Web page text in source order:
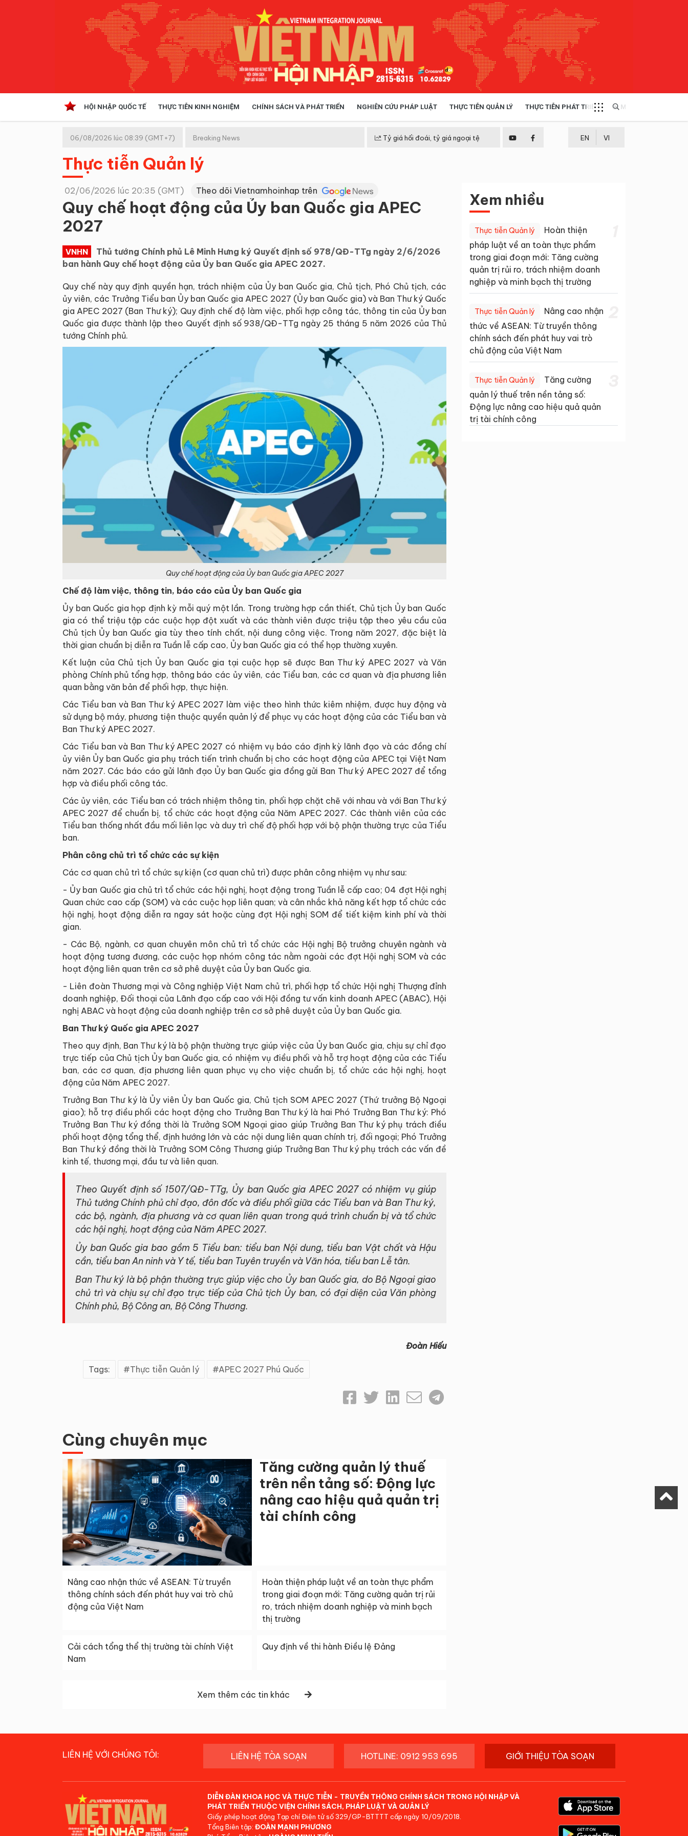
HỘI NHẬP QUỐC TẾ THỰC TIỄN KINH NGHIỆM CHÍNH SÁCH VÀ PHÁT TRIỂN NGHIÊN CỨU PHÁP LUẬT THỰC TIỄN QUẢN LÝ THỰC TIỄN PHÁT TRIỂN MULTIMEDIA
Kinh tế hội nhập
Doanh nghiệp
06/08/2026 lúc 08:39 (GMT+7) Breaking News Tỷ giá hối đoái, tỷ giá ngoại tệ EN VI
Thực tiễn Quản lý
02/06/2026 lúc 20:35 (GMT) Theo dõi Vietnamhoinhap trên
Quy chế hoạt động của Ủy ban Quốc gia APEC
2027
VNHN
Thủ tướng Chính phủ Lê Minh Hưng ký Quyết định số 978/QĐ-TTg ngày 2/6/2026
ban hành Quy chế hoạt động của Ủy ban Quốc gia APEC 2027.
Quy chế này quy định quyền hạn, trách nhiệm của Ủy ban Quốc gia, Chủ tịch, Phó Chủ tịch, các
ủy viên, các Trưởng Tiểu ban Ủy ban Quốc gia APEC 2027 (Ủy ban Quốc gia) và Ban Thư ký Quốc
gia APEC 2027 (Ban Thư ký); Quy định chế độ làm việc, phối hợp công tác, thông tin của Ủy ban
Quốc gia được thành lập theo Quyết định số 938/QĐ-TTg ngày 25 tháng 5 năm 2026 của Thủ
tướng Chính phủ.
Quy chế hoạt động của Ủy ban Quốc gia APEC 2027
Chế độ làm việc, thông tin, báo cáo của Ủy ban Quốc gia
Ủy ban Quốc gia họp định kỳ mỗi quý một lần. Trong trường hợp cần thiết, Chủ tịch Ủy ban Quốc
gia có thể triệu tập các cuộc họp đột xuất và các thành viên được triệu tập theo yêu cầu của
Chủ tịch Ủy ban Quốc gia tùy theo tính chất, nội dung công việc. Trong năm 2027, đặc biệt là
thời gian chuẩn bị diễn ra Tuần lễ cấp cao, Ủy ban Quốc gia có thể họp thường xuyên.
Kết luận của Chủ tịch Ủy ban Quốc gia tại cuộc họp sẽ được Ban Thư ký APEC 2027 và Văn
phòng Chính phủ tổng hợp, thông báo các ủy viên, các Tiểu ban, các cơ quan và địa phương liên
quan bằng văn bản để phối hợp, thực hiện.
Các Tiểu ban và Ban Thư ký APEC 2027 làm việc theo hình thức kiêm nhiệm, được huy động và
sử dụng bộ máy, phương tiện thuộc quyền quản lý để phục vụ các hoạt động của các Tiểu ban và
Ban Thư ký APEC 2027.
Các Tiểu ban và Ban Thư ký APEC 2027 có nhiệm vụ báo cáo định kỳ lãnh đạo và các đồng chí
ủy viên Ủy ban Quốc gia phụ trách tiến trình chuẩn bị cho các hoạt động của APEC tại Việt Nam
năm 2027. Các báo cáo gửi lãnh đạo Ủy ban Quốc gia đồng gửi Ban Thư ký APEC 2027 để tổng
hợp và điều phối công tác.
Các ủy viên, các Tiểu ban có trách nhiệm thông tin, phối hợp chặt chẽ với nhau và với Ban Thư ký
APEC 2027 để chuẩn bị, tổ chức các hoạt động của Năm APEC 2027. Các thành viên của các
Tiểu ban thống nhất đầu mối liên lạc và duy trì chế độ phối hợp với bộ phận thường trực của Tiểu
ban.
Phân công chủ trì tổ chức các sự kiện
Các cơ quan chủ trì tổ chức sự kiện (cơ quan chủ trì) được phân công nhiệm vụ như sau:
- Ủy ban Quốc gia chủ trì tổ chức các hội nghị, hoạt động trong Tuần lễ cấp cao; 04 đợt Hội nghị
Quan chức cao cấp (SOM) và các cuộc họp liên quan; và cân nhắc khả năng kết hợp tổ chức các
hội nghị, hoạt động diễn ra ngay sát hoặc cùng đợt Hội nghị SOM để tiết kiệm kinh phí và thời
gian.
- Các Bộ, ngành, cơ quan chuyên môn chủ trì tổ chức các Hội nghị Bộ trưởng chuyên ngành và
hoạt động tương đương, các cuộc họp nhóm công tác nằm ngoài các đợt Hội nghị SOM và các
hoạt động liên quan trên cơ sở phê duyệt của Ủy ban Quốc gia.
- Liên đoàn Thương mại và Công nghiệp Việt Nam chủ trì, phối hợp tổ chức Hội nghị Thượng đỉnh
doanh nghiệp, Đối thoại của Lãnh đạo cấp cao với Hội đồng tư vấn kinh doanh APEC (ABAC), Hội
nghị ABAC và hoạt động của doanh nghiệp trên cơ sở phê duyệt của Ủy ban Quốc gia.
Ban Thư ký Quốc gia APEC 2027
Theo quy định, Ban Thư ký là bộ phận thường trực giúp việc của Ủy ban Quốc gia, chịu sự chỉ đạo
trực tiếp của Chủ tịch Ủy ban Quốc gia, có nhiệm vụ điều phối và hỗ trợ hoạt động của các Tiểu
ban, các cơ quan, địa phương liên quan phục vụ cho việc chuẩn bị, tổ chức các hội nghị, hoạt
động của Năm APEC 2027.
Trưởng Ban Thư ký là Ủy viên Ủy ban Quốc gia, Chủ tịch SOM APEC 2027 (Thứ trưởng Bộ Ngoại
giao); hỗ trợ điều phối các hoạt động cho Trưởng Ban Thư ký là hai Phó Trưởng Ban Thư ký: Phó
Trưởng Ban Thư ký đồng thời là Trưởng SOM Ngoại giao giúp Trưởng Ban Thư ký phụ trách điều
phối hoạt động tổng thể, định hướng lớn và các nội dung liên quan chính trị, đối ngoại; Phó Trưởng
Ban Thư ký đồng thời là Trưởng SOM Công Thương giúp Trưởng Ban Thư ký phụ trách các vấn đề
kinh tế, thương mại, đầu tư và liên quan.
Theo Quyết định số 1507/QĐ-TTg, Ủy ban Quốc gia APEC 2027 có nhiệm vụ giúp
Thủ tướng Chính phủ chỉ đạo, đôn đốc và điều phối giữa các Tiểu ban và Ban Thư ký,
các bộ, ngành, địa phương và cơ quan liên quan trong quá trình chuẩn bị và tổ chức
các hội nghị, hoạt động của Năm APEC 2027.
Ủy ban Quốc gia bao gồm 5 Tiểu ban: tiểu ban Nội dung, tiểu ban Vật chất và Hậu
cần, tiểu ban An ninh và Y tế, tiểu ban Tuyên truyền và Văn hóa, tiểu ban Lễ tân.
Ban Thư ký là bộ phận thường trực giúp việc cho Ủy ban Quốc gia, do Bộ Ngoại giao
chủ trì và chịu sự chỉ đạo trực tiếp của Chủ tịch Ủy ban, có đại diện của Văn phòng
Chính phủ, Bộ Công an, Bộ Công Thương.
Đoàn Hiếu
Tags: Thực tiễn Quản lý APEC 2027 Phú Quốc
Cùng chuyên mục
Tăng cường quản lý thuế
trên nền tảng số: Động lực
nâng cao hiệu quả quản trị
tài chính công
Nâng cao nhận thức về ASEAN: Từ truyền
thông chính sách đến phát huy vai trò chủ
động của Việt Nam
Hoàn thiện pháp luật về an toàn thực phẩm
trong giai đoạn mới: Tăng cường quản trị rủi
ro, trách nhiệm doanh nghiệp và minh bạch
thị trường
Cải cách tổng thể thị trường tài chính Việt
Nam
Quy định về thi hành Điều lệ Đảng
Xem thêm các tin khác
Xem nhiều
Thực tiễn Quản lý
Hoàn thiện
pháp luật về an toàn thực phẩm
trong giai đoạn mới: Tăng cường
quản trị rủi ro, trách nhiệm doanh
nghiệp và minh bạch thị trường
Thực tiễn Quản lý
Nâng cao nhận
thức về ASEAN: Từ truyền thông
chính sách đến phát huy vai trò
chủ động của Việt Nam
Thực tiễn Quản lý
Tăng cường
quản lý thuế trên nền tảng số:
Động lực nâng cao hiệu quả quản
trị tài chính công
LIÊN HỆ VỚI CHÚNG TÔI: LIÊN HỆ TÒA SOẠN HOTLINE: 0912 953 695 GIỚI THIỆU TÒA SOẠN
DIỄN ĐÀN KHOA HỌC VÀ THỰC TIỄN - TRUYỀN THÔNG CHÍNH SÁCH TRONG HỘI NHẬP VÀ
PHÁT TRIỂN THUỘC VIỆN CHÍNH SÁCH, PHÁP LUẬT VÀ QUẢN LÝ
Giấy phép hoạt động Tạp chí Điện tử số 329/GP-BTTTT cấp ngày 10/09/2018.
Tổng Biên tập: ĐOÀN MẠNH PHƯƠNG